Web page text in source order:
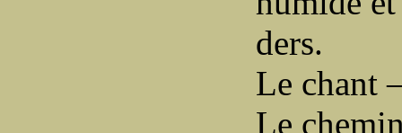
ders.
Le chant
Le